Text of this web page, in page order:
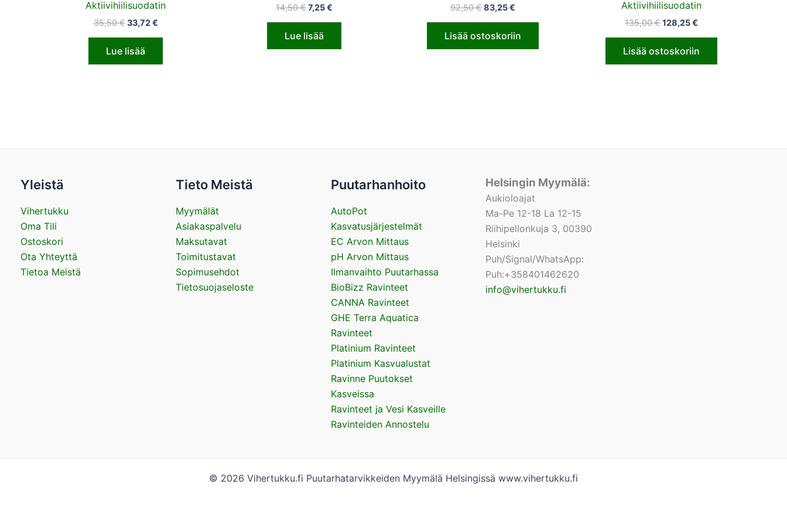
Aktiivihiilisuodatin
35,50€ 33,72€
Lue lisää
14,50€7,25€
Lue lisää
92,50€83,25€
Lisää ostoskoriin
Aktiivihiilisuodatin
135,00€128,25€
Lisää ostoskoriin
Yleistä
Vihertukku
Oma Tili
Ostoskori
Ota Yhteyttä
Tietoa Meistä
Tieto Meistä
Myymälät
Asiakaspalvelu
Maksutavat
Toimitustavat
Sopimusehdot
Tietosuojaseloste
Puutarhanhoito
AutoPot
Kasvatusjärjestelmät
EC Arvon Mittaus
pH Arvon Mittaus
Ilmanvaihto Puutarhassa
BioBizz Ravinteet
CANNA Ravinteet
GHE Terra Aquatica
Ravinteet
Platinium Ravinteet
Platinium Kasvualustat
Ravinne Puutokset
Kasveissa
Ravinteet ja Vesi Kasveille
Ravinteiden Annostelu
Helsingin Myymälä:
Aukioloajat
Ma-Pe 12-18 La 12-15
Riihipellonkuja 3, 00390
Helsinki
Puh/Signal/WhatsApp:
Puh:+358401462620
info@vihertukku.fi
© 2026 Vihertukku.fi Puutarhatarvikkeiden Myymälä Helsingissä www.vihertukku.fi